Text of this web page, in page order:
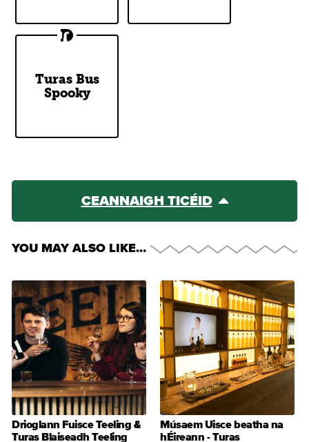
Turas Bus
Spooky
Get on if you
dare
CEANNAIGH TICÉID
YOU MAY ALSO LIKE…
Drioglann Fuisce Teeling &
Turas Blaiseadh Teeling
Músaem Uisce beatha na
hÉireann - Turas